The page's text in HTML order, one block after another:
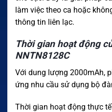
làm việc theo ca hoặc
thông tin liên lạc.
Thời gian hoạt động
NNTN8128C
Với dung lượng 2000mAh,
ứng nhu cầu sử dụng bộ
Thời gian hoạt động thực